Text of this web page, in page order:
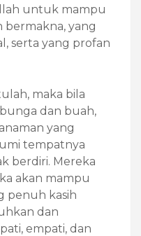
untuk mampu
bermakna, yang
serta yang profan
maka bila
dan buah,
yang
tempatnya
berdiri. Mereka
akan mampu
penuh kasih
dan
empati, dan